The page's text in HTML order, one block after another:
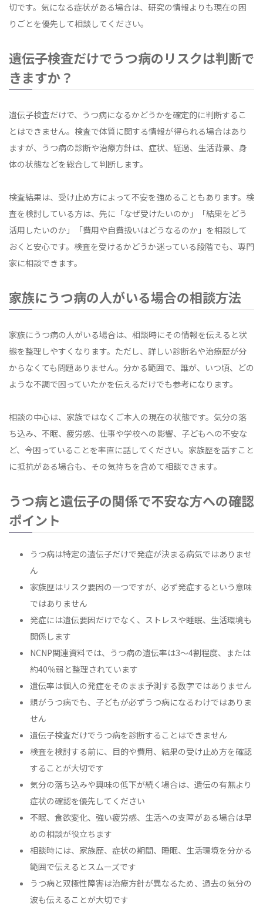
切です。気になる症状がある場合は、研究の情報よりも現在の困
りごとを優先して相談してください。
遺伝子検査だけでうつ病のリスクは判断で
きますか？
遺伝子検査だけで、うつ病になるかどうかを確定的に判断するこ
とはできません。検査で体質に関する情報が得られる場合はあり
ますが、うつ病の診断や治療方針は、症状、経過、生活背景、身
体の状態などを総合して判断します。
検査結果は、受け止め方によって不安を強めることもあります。検
査を検討している方は、先に「なぜ受けたいのか」「結果をどう
活用したいのか」「費用や自費扱いはどうなるのか」を相談して
おくと安心です。検査を受けるかどうか迷っている段階でも、専門
家に相談できます。
家族にうつ病の人がいる場合の相談方法
家族にうつ病の人がいる場合は、相談時にその情報を伝えると状
態を整理しやすくなります。ただし、詳しい診断名や治療歴が分
からなくても問題ありません。分かる範囲で、誰が、いつ頃、どの
ような不調で困っていたかを伝えるだけでも参考になります。
相談の中心は、家族ではなくご本人の現在の状態です。気分の落
ち込み、不眠、疲労感、仕事や学校への影響、子どもへの不安な
ど、今困っていることを率直に話してください。家族歴を話すこと
に抵抗がある場合も、その気持ちを含めて相談できます。
うつ病と遺伝子の関係で不安な方への確認
ポイント
うつ病は特定の遺伝子だけで発症が決まる病気ではありませ
ん
家族歴はリスク要因の一つですが、必ず発症するという意味
ではありません
発症には遺伝要因だけでなく、ストレスや睡眠、生活環境も
関係します
NCNP関連資料では、うつ病の遺伝率は3〜4割程度、または
約40％弱と整理されています
遺伝率は個人の発症をそのまま予測する数字ではありません
親がうつ病でも、子どもが必ずうつ病になるわけではありま
せん
遺伝子検査だけでうつ病を診断することはできません
検査を検討する前に、目的や費用、結果の受け止め方を確認
することが大切です
気分の落ち込みや興味の低下が続く場合は、遺伝の有無より
症状の確認を優先してください
不眠、食欲変化、強い疲労感、生活への支障がある場合は早
めの相談が役立ちます
相談時には、家族歴、症状の期間、睡眠、生活環境を分かる
範囲で伝えるとスムーズです
うつ病と双極性障害は治療方針が異なるため、過去の気分の
波も伝えることが大切です